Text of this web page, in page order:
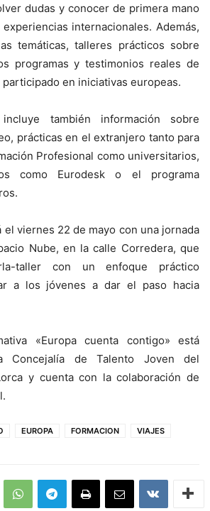
dudas y conocer de primera mano
internacionales. Además,
temáticas, talleres prácticos sobre
programas y testimonios reales de
en iniciativas europeas.
también información sobre
prácticas en el extranjero tanto para
Profesional como universitarios,
como Eurodesk o el programa
el viernes 22 de mayo con una jornada
Nube, en la calle Corredera, que
taller con un enfoque práctico
a los jóvenes a dar el paso hacia
«Europa cuenta contigo» está
Concejalía de Talento Joven del
y cuenta con la colaboración de
EUROPA FORMACION VIAJES